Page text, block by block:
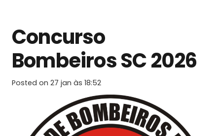
Concurso
Bombeiros SC 2026
Posted on 27 jan às 18:52